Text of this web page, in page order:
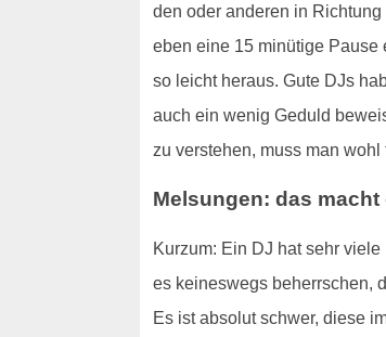
den oder anderen in
eben eine 15 minütige Pause
so leicht heraus. Gute DJs
auch ein wenig Geduld
zu verstehen, muss man
Melsungen: das
Kurzum: Ein DJ hat sehr
es keineswegs beherrschen,
Es ist absolut schwer, diese